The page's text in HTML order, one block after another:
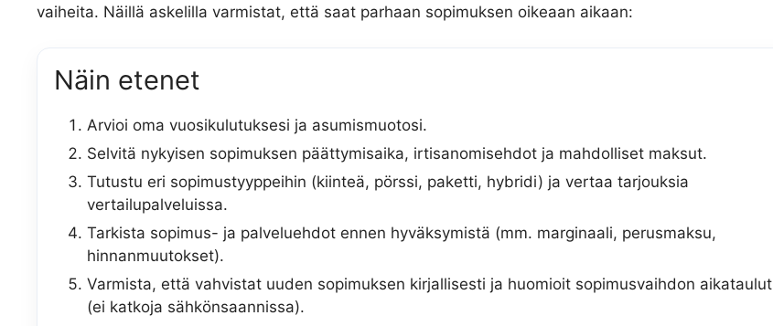
vaiheita. Näillä askelilla varmistat, että saat parhaan sopimuksen oikeaan aikaan:
Näin etenet
Arvioi oma vuosikulutuksesi ja asumismuotosi.
Selvitä nykyisen sopimuksen päättymisaika, irtisanomisehdot ja mahdolliset maksut.
Tutustu eri sopimustyyppeihin (kiinteä, pörssi, paketti, hybridi) ja vertaa tarjouksia
vertailupalveluissa.
Tarkista sopimus- ja palveluehdot ennen hyväksymistä (mm. marginaali, perusmaksu,
hinnanmuutokset).
Varmista, että vahvistat uuden sopimuksen kirjallisesti ja huomioit sopimusvaihdon aikataulut
(ei katkoja sähkönsaannissa).